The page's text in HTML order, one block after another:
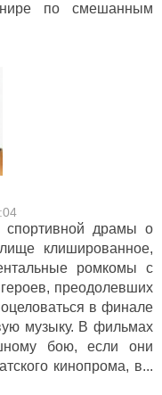
по смешанным
спортивной драмы о
клишированное,
ромкомы с
преодолевших
в финале
музыку. В фильмах
бою, если они
кинопрома, в...